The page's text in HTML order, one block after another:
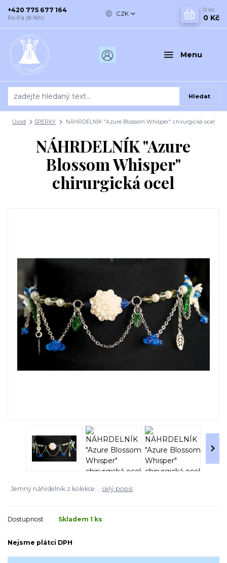
Menu
CZK
Hledat
+420 775 677 164
Po-Pá (8-16h)
0 ks
0 Kč
Úvod ŠPERKY NÁHRDELNÍK "Azure Blossom Whisper" chirurgická ocel
NÁHRDELNÍK "Azure
Blossom Whisper"
chirurgická ocel
Jemný náhrdelník z kolekce ... celý popis
Dostupnost Skladem 1 ks
Nejsme plátci DPH